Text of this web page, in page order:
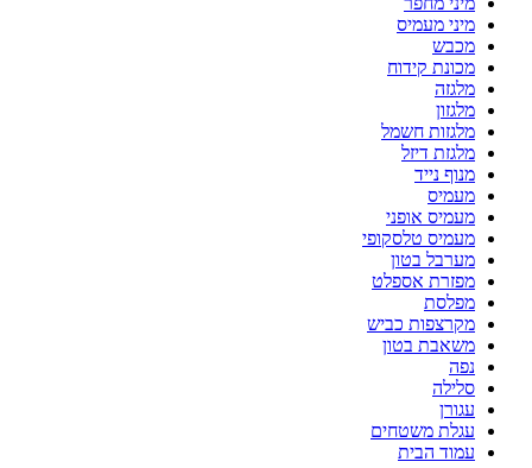
מיני מעמיס
מכבש
מכונת קידוח
מלגזה
מלגזון
מלגזות חשמל
מלגזת דיזל
מנוף נייד
מעמיס
מעמיס אופני
מעמיס טלסקופי
מערבל בטון
מפזרת אספלט
מפלסת
מקרצפות כביש
משאבת בטון
נפה
סלילה
עגורן
עגלת משטחים
עמוד הבית